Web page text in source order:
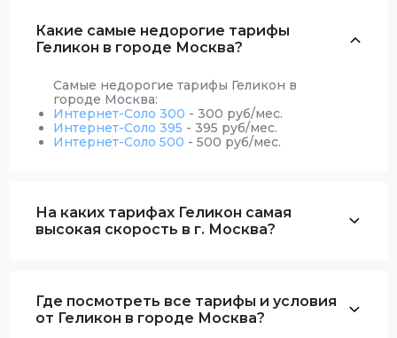
Какие самые недорогие тарифы
Геликон в городе Москва?
Самые недорогие тарифы Геликон в
городе Москва:
Интернет-Соло 300 - 300 руб/мес.
Интернет-Соло 395 - 395 руб/мес.
Интернет-Соло 500 - 500 руб/мес.
На каких тарифах Геликон самая
высокая скорость в г. Москва?
Где посмотреть все тарифы и условия
от Геликон в городе Москва?